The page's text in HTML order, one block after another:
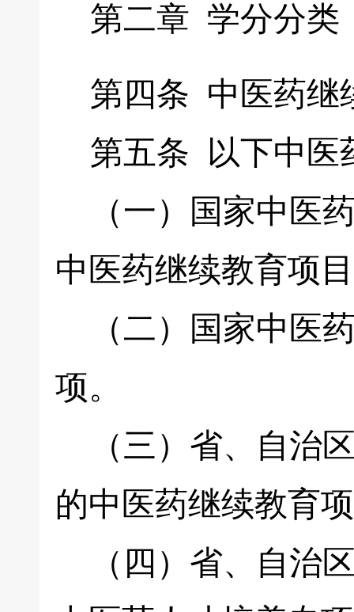
第二章 学分分类
第四条 中医药继
第五条 以下中医
（一）国家中医
中医药继续教育项
（二）国家中医
项。
（三）省、自治
的中医药继续教育
（四）省、自治